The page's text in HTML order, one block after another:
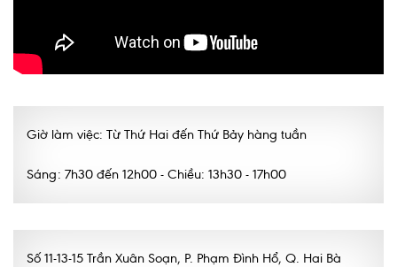
Giờ làm việc: Từ Thứ Hai đến Thứ Bảy hàng tuần
Sáng: 7h30 đến 12h00 - Chiều: 13h30 - 17h00
Số 11-13-15 Trần Xuân Soạn, P. Phạm Đình Hổ, Q. Hai Bà